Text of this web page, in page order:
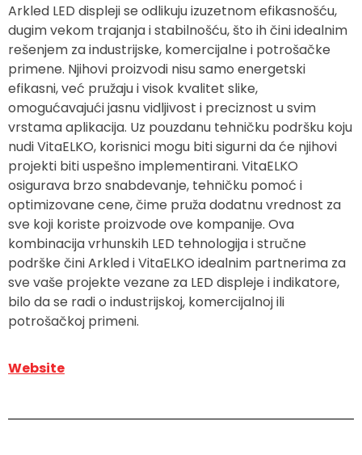
Arkled LED displeji se odlikuju izuzetnom efikasnošću,
dugim vekom trajanja i stabilnošću, što ih čini idealnim
rešenjem za industrijske, komercijalne i potrošačke
primene. Njihovi proizvodi nisu samo energetski
efikasni, već pružaju i visok kvalitet slike,
omogućavajući jasnu vidljivost i preciznost u svim
vrstama aplikacija. Uz pouzdanu tehničku podršku koju
nudi VitaELKO, korisnici mogu biti sigurni da će njihovi
projekti biti uspešno implementirani. VitaELKO
osigurava brzo snabdevanje, tehničku pomoć i
optimizovane cene, čime pruža dodatnu vrednost za
sve koji koriste proizvode ove kompanije. Ova
kombinacija vrhunskih LED tehnologija i stručne
podrške čini Arkled i VitaELKO idealnim partnerima za
sve vaše projekte vezane za LED displeje i indikatore,
bilo da se radi o industrijskoj, komercijalnoj ili
potrošačkoj primeni.
Website